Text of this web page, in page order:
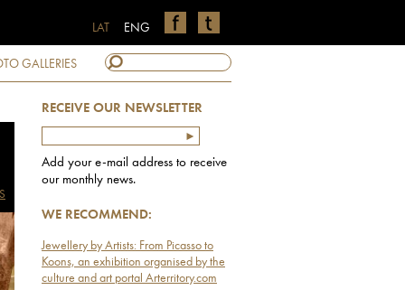
ENG
LAT
GALLERIES
RECEIVE OUR NEWSLETTER
Add your e-mail address to receive
our monthly news.
WE RECOMMEND:
Jewellery by Artists: From Picasso to
Koons, an exhibition organised by the
culture and art portal Arterritory.com